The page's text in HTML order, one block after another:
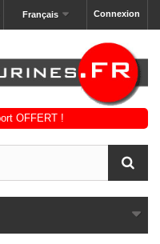
Connexion
Français